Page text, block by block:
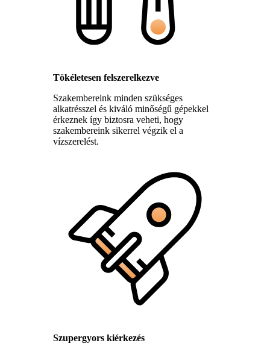
Tökéletesen felszerelkezve
Szakembereink minden szükséges
alkatrésszel és kiváló minőségű gépekkel
érkeznek így biztosra veheti, hogy
szakembereink sikerrel végzik el a
vízszerelést.
Szupergyors kiérkezés